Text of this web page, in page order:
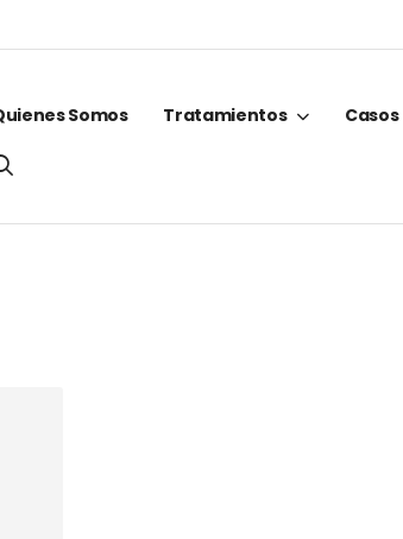
Somos Tratamientos Casos